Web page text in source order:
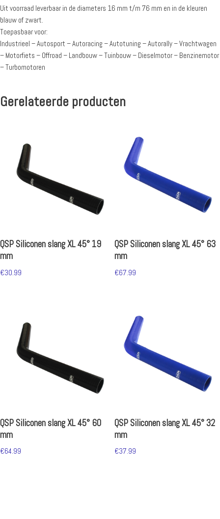
Uit voorraad leverbaar in de diameters 16 mm t/m 76 mm en in de kleuren
blauw of zwart.
Toepasbaar voor:
Industrieel – Autosport – Autoracing – Autotuning – Autorally – Vrachtwagen
– Motorfiets – Offroad – Landbouw – Tuinbouw – Dieselmotor – Benzinemotor
– Turbomotoren
Gerelateerde producten
QSP Siliconen slang XL 45° 19
mm
€30.99
QSP Siliconen slang XL 45° 63
mm
€67.99
QSP Siliconen slang XL 45° 60
mm
€64.99
QSP Siliconen slang XL 45° 32
mm
€37.99